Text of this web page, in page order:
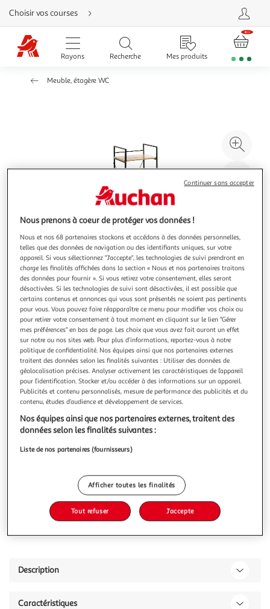
Aller
directement
au
contenu
Aller
directement
Aller
d'aide
Choisir vos courses
Rayons Recherche Mes produits
Meuble, étagère WC
à
Illustration
précédente
Illustration
suivante
PARIS PRIX
Étagère de salle de bain candico 96cm chêne
Informations Techniques : Dimensions : L. 34 x l. 27 x H. 96
cm Matières : Métal & MDF Spécificités : Pratique &
Tendance Étagère de Salle de Bain 3 Niveaux Effet Laqué A
monter soi-même Nombre de colis : 1 Poids : 3,87 kg
Couleur : Chêne & Noir
En savoir +
Vendu par Paris Prix
Livraison dès 1/2 semaines
8,99€
90,99€
Ajouter au panier
Ajouter à une liste
Description
Caractéristiques
Nous prenons à coeur de protéger vos données !
Nous et nos 68 partenaires stockons et accédons à des données personnelles,
telles que des données de navigation ou des identifiants uniques, sur votre
appareil. Si vous sélectionnez "J'accepte", les technologies de suivi prendront en
charge les finalités affichées dans la section « Nous et nos partenaires traitons
des données pour fournir ». Si vous retirez votre consentement, elles seront
désactivées. Si les technologies de suivi sont désactivées, il est possible que
certains contenus et annonces qui vous sont présentés ne soient pas pertinents
pour vous. Vous pouvez faire réapparaître ce menu pour modifier vos choix ou
pour retirer votre consentement à tout moment en cliquant sur le lien "Gérer
mes préférences" en bas de page. Les choix que vous avez fait auront un effet
sur notre ou nos sites web. Pour plus d’informations, reportez-vous à notre
politique de confidentialité. Nos équipes ainsi que nos partenaires externes
traitent des données selon les finalités suivantes : Utiliser des données de
géolocalisation précises. Analyser activement les caractéristiques de l’appareil
pour l’identification. Stocker et/ou accéder à des informations sur un appareil.
Publicités et contenu personnalisés, mesure de performance des publicités et du
contenu, études d’audience et développement de services.
Nos équipes ainsi que nos partenaires externes, traitent des
données selon les finalités suivantes :
Liste de nos partenaires (fournisseurs)
Afficher toutes les finalités
Tout refuser J'accepte
Continuer sans accepter